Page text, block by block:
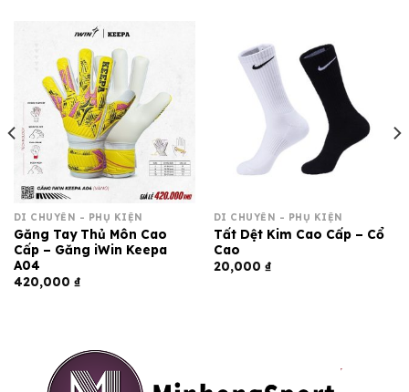
DI CHUYỂN - PHỤ KIỆN
Găng Tay Thủ Môn Cao
Cấp – Găng iWin Keepa
A04
420,000 ₫
DI CHUYỂN - PHỤ KIỆN
Tất Dệt Kim Cao Cấp – Cổ
Cao
20,000 ₫